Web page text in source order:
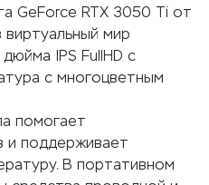
GeForce RTX 3050 Ti от
виртуальный мир
IPS FullHD с
с многоцветным
помогает
и поддерживает
В портативном